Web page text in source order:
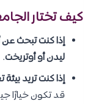
كيف تختار
إذا كنت تبحث
ليدن أو أوتريخت.
إذا كنت تريد
قد تكون خيارًا